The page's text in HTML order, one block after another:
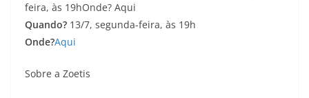
feira, às 19hOnde? Aqui
Quando? 13/7, segunda-feira, às 19h
Onde?Aqui
Sobre a Zoetis